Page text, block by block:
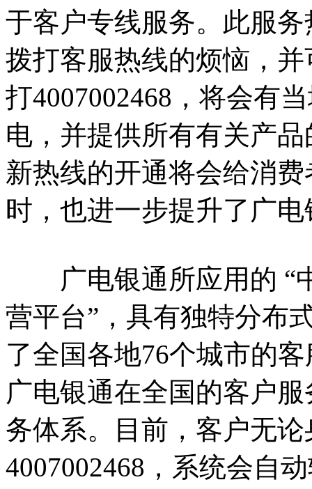
于客户专线服务。此服
拨打客服热线的烦恼，
打4007002468，将会有
电，并提供所有有关产
新热线的开通将会给消
时，也进一步提升了广
广电银通所应用的 “
营平台”，具有独特分布
了全国各地76个城市的
广电银通在全国的客户
务体系。目前，客户无
4007002468，系统会自